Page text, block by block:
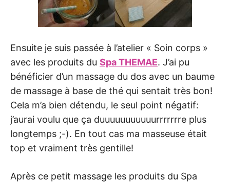
Ensuite je suis passée à l’atelier « Soin corps »
avec les produits du Spa THEMAE. J’ai pu
bénéficier d’un massage du dos avec un baume
de massage à base de thé qui sentait très bon!
Cela m’a bien détendu, le seul point négatif:
j’aurai voulu que ça duuuuuuuuuuurrrrrrre plus
longtemps ;-). En tout cas ma masseuse était
top et vraiment très gentille!
Après ce petit massage les produits du Spa